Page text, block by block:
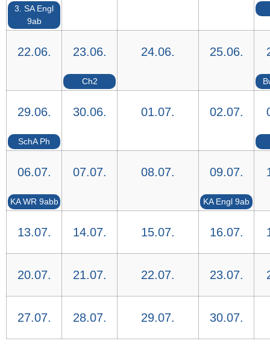
3. SA Engl
9ab
22.06. 23.06.
Ch2
24.06. 25.06.
29.06.
SchA Ph
30.06. 01.07. 02.07.
06.07.
KA WR 9abb
07.07. 08.07. 09.07.
KA Engl 9ab
13.07. 14.07. 15.07. 16.07.
20.07. 21.07. 22.07. 23.07.
27.07. 28.07. 29.07. 30.07.